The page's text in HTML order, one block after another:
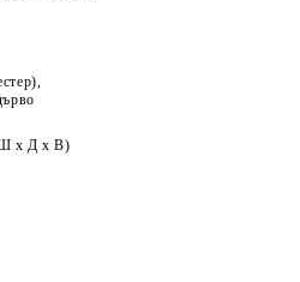
x Д x В)